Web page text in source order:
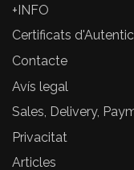
+INFO
Certificats
Contacte
Avís legal
Sales, Delivery,
Privacitat
Articles